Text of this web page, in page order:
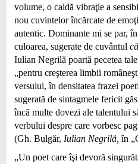
volume, o caldă vibraţie a
nou cuvintelor încărcate de
autentic. Dominante mi se par,
culoarea, sugerate de cuvântul
Iulian Negrilă poartă pecetea
„pentru creşterea limbii
versului, în densitatea frazei
sugerată de sintagmele fericit
încă multe dovezi ale talentului
verbului despre care vorbesc
(Gh. Bulgăr, Iulian Negrilă, în
„Un poet care îşi devoră